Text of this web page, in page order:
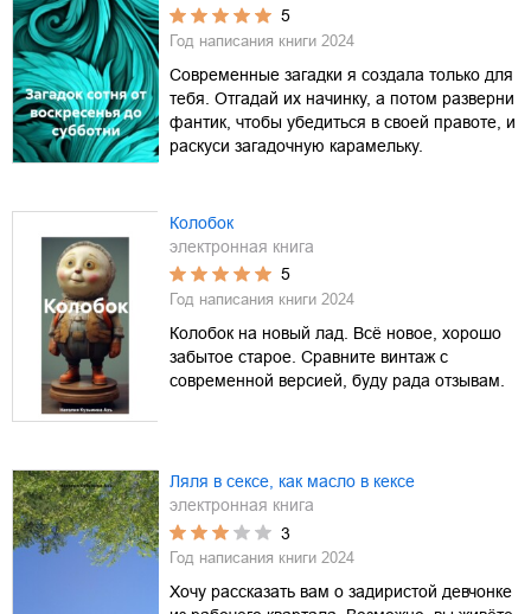
5
Год написания книги 2024
Современные загадки я создала только для
тебя. Отгадай их начинку, а потом разверни
фантик, чтобы убедиться в своей правоте, и
раскуси загадочную карамельку.
Колобок
электронная книга
5
Год написания книги 2024
Колобок на новый лад. Всё новое, хорошо
забытое старое. Сравните винтаж с
современной версией, буду рада отзывам.
Ляля в сексе, как масло в кексе
электронная книга
3
Год написания книги 2024
Хочу рассказать вам о задиристой девчонке